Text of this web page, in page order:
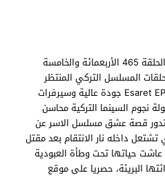
مشاهدة وتحميل مسلسل الاسر الحلقة 465 الأربعمائة والخامسة
المسلسل التركي المنتظر
“الاسر حلقة 465” اون لاين Esaret EP465 جودة عالية وسيرفرات
نجوم السينما التركية محاسن
تدور قصة عشق مسلسل الاسر عن
داخله نار الانتقام بعد مقتل
حياتها تحت وطأة العبودية
البريئة، حصريا على موقع